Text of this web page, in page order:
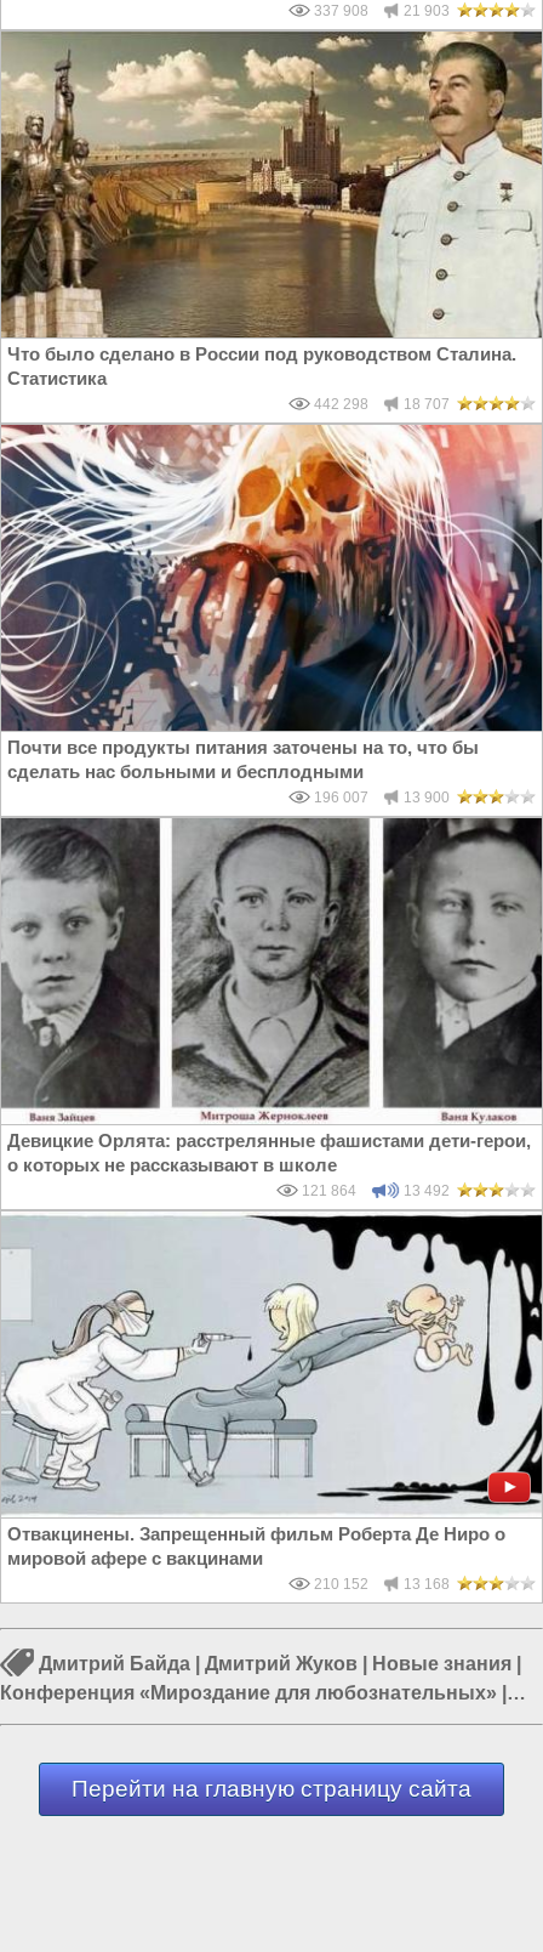
337 908 21 903
Что было сделано в России под руководством Сталина.
Статистика
442 298 18 707
Почти все продукты питания заточены на то, что бы
сделать нас больными и бесплодными
196 007 13 900
Девицкие Орлята: расстрелянные фашистами дети-герои,
о которых не рассказывают в школе
121 864 13 492
Отвакцинены. Запрещенный фильм Роберта Де Ниро о
мировой афере с вакцинами
210 152 13 168
Дмитрий Байда Дмитрий Жуков Новые знания
Конференция «Мироздание для любознательных»
Наука в России|Солнечная система|Учёные в России
Перейти на главную страницу сайта